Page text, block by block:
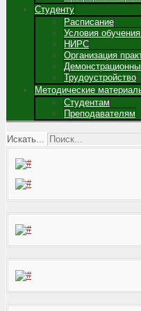
Студенту
Расписание
Условия
НИРС
Организация
Трудоустройство
Методические
Студентам
Преподавателям
Искать...